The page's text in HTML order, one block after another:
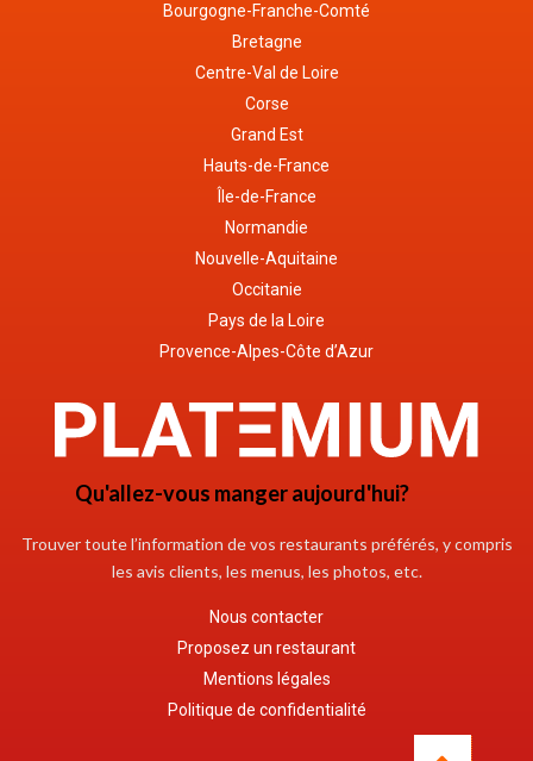
Qu'allez-vous manger aujourd'hui?
Trouver toute l’information de vos restaurants préférés, y compris
les avis clients, les menus, les photos, etc.
Nous contacter
Proposez un restaurant
Mentions légales
Politique de confidentialité
Bourgogne-Franche-Comté
Bretagne
Centre-Val de Loire
Corse
Grand Est
Hauts-de-France
Île-de-France
Normandie
Nouvelle-Aquitaine
Occitanie
Pays de la Loire
Provence-Alpes-Côte d’Azur